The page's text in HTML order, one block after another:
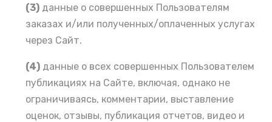
(3) данные о совершенных Пользователям
заказах и/или полученных/оплаченных услугах
через Сайт.
(4) данные о всех совершенных Пользователем
публикациях на Сайте, включая, однако не
ограничиваясь, комментарии, выставление
оценок, отзывы, публикация отчетов, видео и